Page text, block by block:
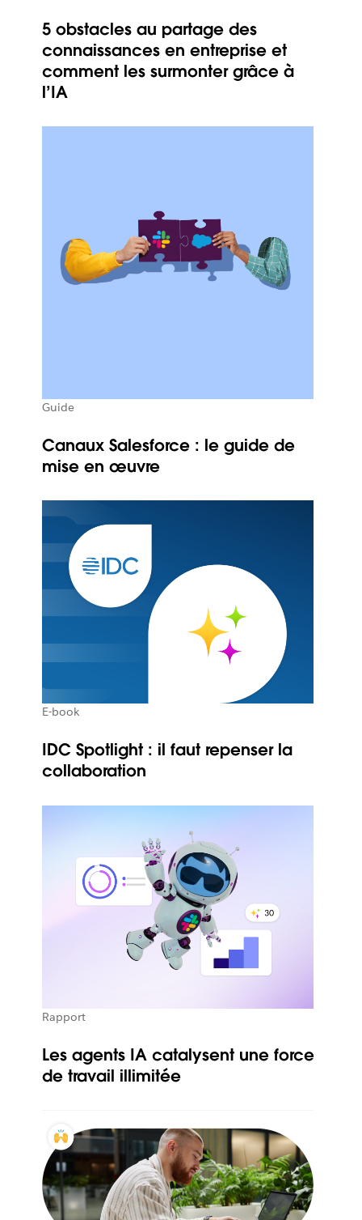
5 obstacles au partage des
connaissances en entreprise et
comment les surmonter grâce à
l’IA
Guide
Canaux Salesforce : le guide de
mise en œuvre
E-book
IDC Spotlight : il faut repenser la
collaboration
Rapport
Les agents IA catalysent une force
de travail illimitée